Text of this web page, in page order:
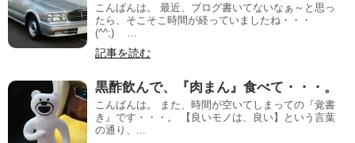
こんばんは。 最近、ブログ書いてないなぁ～と思っ
たら、そこそこ時間が経っていましたね・・・
(^^;)ゞ ...
記事を読む
黒酢飲んで、『肉まん』食べて・・・。
こんばんは。 また、時間が空いてしまっての『覚書
き』です・・・。 【良いモノは、良い】という言葉
の通り、...